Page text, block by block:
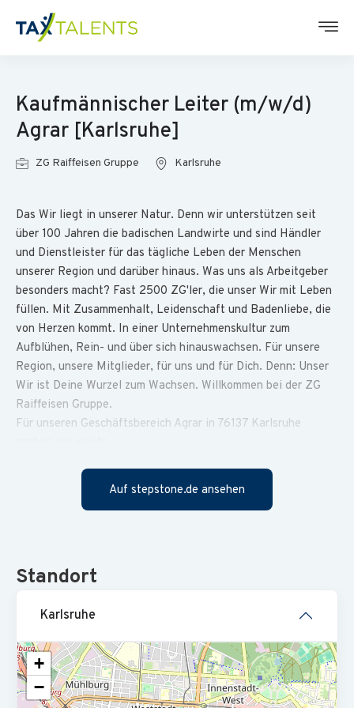
Kaufmännischer Leiter (m/w/d)
Agrar [Karlsruhe]
ZG Raiffeisen Gruppe Karlsruhe
Das Wir liegt in unserer Natur. Denn wir unterstützen seit
über 100 Jahren die badischen Landwirte und sind Händler
und Dienstleister für das tägliche Leben der Menschen
unserer Region und darüber hinaus. Was uns als Arbeitgeber
besonders macht? Fast 2500 ZG'ler, die unser Wir mit Leben
füllen. Mit Zusammenhalt, Leidenschaft und Badenliebe, die
von Herzen kommt. In einer Unternehmenskultur zum
Aufblühen, Rein- und über sich hinauswachsen. Für unsere
Region, unsere Mitglieder, für uns und für Dich. Denn: Unser
Wir ist Deine Wurzel zum Wachsen. Willkommen bei der ZG
Raiffeisen Gruppe.
Für unseren Geschäftsbereich Agrar in 76137 Karlsruhe
Das Wir liegt in unserer Natur. Denn wir unterstützen seit
über 100 Jahren die badischen Landwirte und sind Händler
füllen. Mit Zusammenhalt, Leidenschaft und Badenliebe, die
Aufblühen, Rein- und über sich hinauswachsen. Für unsere
Wir ist Deine Wurzel zum Wachsen. Willkommen bei der ZG
Raiffeisen Gruppe.
Für unseren Geschäftsbereich Agrar in 76137 Karlsruhe
Auf stepstone.de ansehen
Standort
Karlsruhe
+
−